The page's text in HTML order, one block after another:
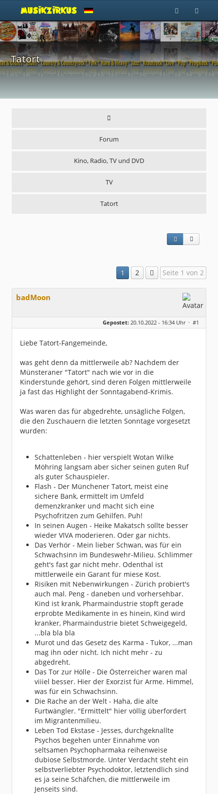
Tatort
Forum
Kino, Radio, TV und DVD
TV
Tatort
1 2 Seite 1 von 2
badMoon
Gepostet: 20.10.2022 - 16:34 Uhr · #1
Liebe Tatort-Fangemeinde,
was geht denn da mittlerweile ab? Nachdem der
Münsteraner "Tatort" nach wie vor in die
Kinderstunde gehört, sind deren Folgen mittlerweile
ja fast das Highlight der Sonntagabend-Krimis.
Was waren das für abgedrehte, unsägliche Folgen,
die den Zuschauern die letzten Sonntage vorgesetzt
wurden:
Schattenleben - hier verspielt Wotan Wilke
Möhring langsam aber sicher seinen guten Ruf
als guter Schauspieler.
Flash - Der Münchener Tatort, meist eine
sichere Bank, ermittelt im Umfeld
demenzkranker und macht sich eine
Psychofritzen zum Gehilfen. Puh!
In seinen Augen - Heike Makatsch sollte besser
wieder VIVA moderieren. Oder gar nichts.
Das Verhör - Mein lieber Schwan, was für ein
Schwachsinn im Bundeswehr-Milieu. Schlimmer
geht's fast gar nicht mehr. Odenthal ist
mittlerweile ein Garant für miese Kost.
Risiken mit Nebenwirkungen - Zürich probiert's
auch mal. Peng - daneben und vorhersehbar.
Kind ist krank, Pharmaindustrie stopft gerade
erprobte Medikamente in es hinein, Kind wird
kranker, Pharmaindustrie bietet Schweigegeld,
...bla bla bla
Murot und das Gesetz des Karma - Tukor, ...man
mag ihn oder nicht. Ich nicht mehr - zu
abgedreht.
Das Tor zur Hölle - Die Österreicher waren mal
viiiel besser. Hier der Exorzist für Arme. Himmel,
was für ein Schwachsinn.
Die Rache an der Welt - Haha, die alte
Furtwängler. "Ermittelt" hier völlig überfordert
im Migrantenmilieu.
Leben Tod Ekstase - Jesses, durchgeknallte
Psychos begehen unter Einnahme von
seltsamen Psychopharmaka reihenweise
dubiose Selbstmorde. Unter Verdacht steht ein
selbstverliebter Psychodoktor, letztendlich sind
es ja seine Schäfchen, die mittlerweile im
Jenseits sind.